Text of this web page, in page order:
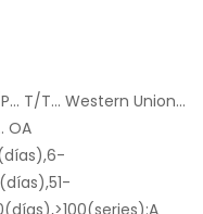
T/T... Western Union...
OA